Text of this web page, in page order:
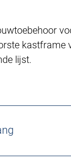
kastframe
lijst.